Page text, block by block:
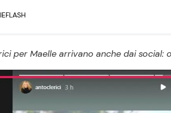
Mondo Mamma
News benessere
Salute
per Maelle arrivano anche dai social: